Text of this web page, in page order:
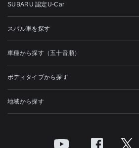
SUBARU 認定U-Car
スバル車を探す
車種から探す（五十音順）
ボディタイプから探す
地域から探す